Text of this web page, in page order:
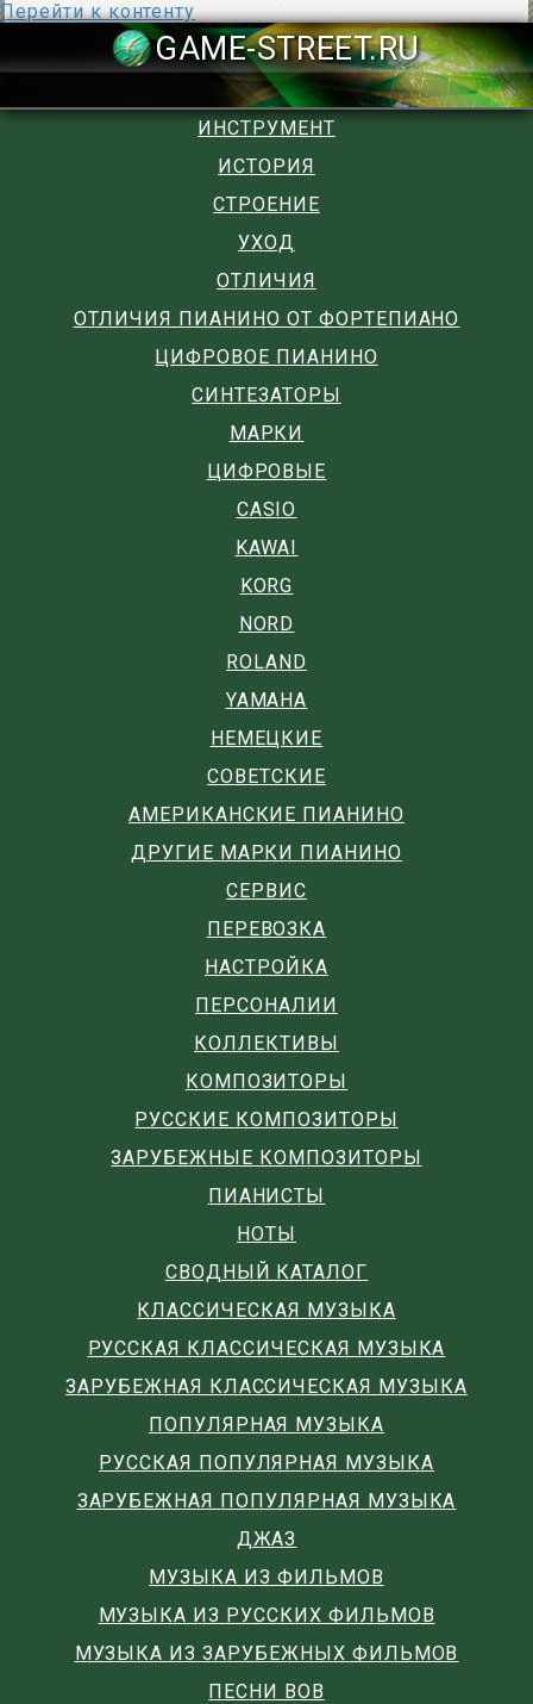
Перейти к контенту
GAME-
ИНСТРУМЕНТ
ИСТОРИЯ
СТРОЕНИЕ
УХОД
ОТЛИЧИЯ
ОТЛИЧИЯ ПИАНИНО ОТ ФОРТЕПИАНО
ЦИФРОВОЕ ПИАНИНО
СИНТЕЗАТОРЫ
МАРКИ
ЦИФРОВЫЕ
CASIO
KAWAI
KORG
NORD
ROLAND
YAMAHA
НЕМЕЦКИЕ
СОВЕТСКИЕ
АМЕРИКАНСКИЕ ПИАНИНО
ДРУГИЕ МАРКИ ПИАНИНО
СЕРВИС
ПЕРЕВОЗКА
НАСТРОЙКА
ПЕРСОНАЛИИ
КОЛЛЕКТИВЫ
КОМПОЗИТОРЫ
РУССКИЕ КОМПОЗИТОРЫ
ЗАРУБЕЖНЫЕ КОМПОЗИТОРЫ
ПИАНИСТЫ
НОТЫ
СВОДНЫЙ КАТАЛОГ
КЛАССИЧЕСКАЯ МУЗЫКА
РУССКАЯ КЛАССИЧЕСКАЯ МУЗЫКА
ЗАРУБЕЖНАЯ КЛАССИЧЕСКАЯ МУЗЫКА
ПОПУЛЯРНАЯ МУЗЫКА
РУССКАЯ ПОПУЛЯРНАЯ МУЗЫКА
ЗАРУБЕЖНАЯ ПОПУЛЯРНАЯ МУЗЫКА
ДЖАЗ
МУЗЫКА ИЗ ФИЛЬМОВ
МУЗЫКА ИЗ РУССКИХ ФИЛЬМОВ
МУЗЫКА ИЗ ЗАРУБЕЖНЫХ ФИЛЬМОВ
ПЕСНИ ВОВ